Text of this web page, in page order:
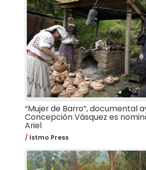
“Mujer de Barro”, documental
Concepción Vásquez es
Ariel
Istmo Press